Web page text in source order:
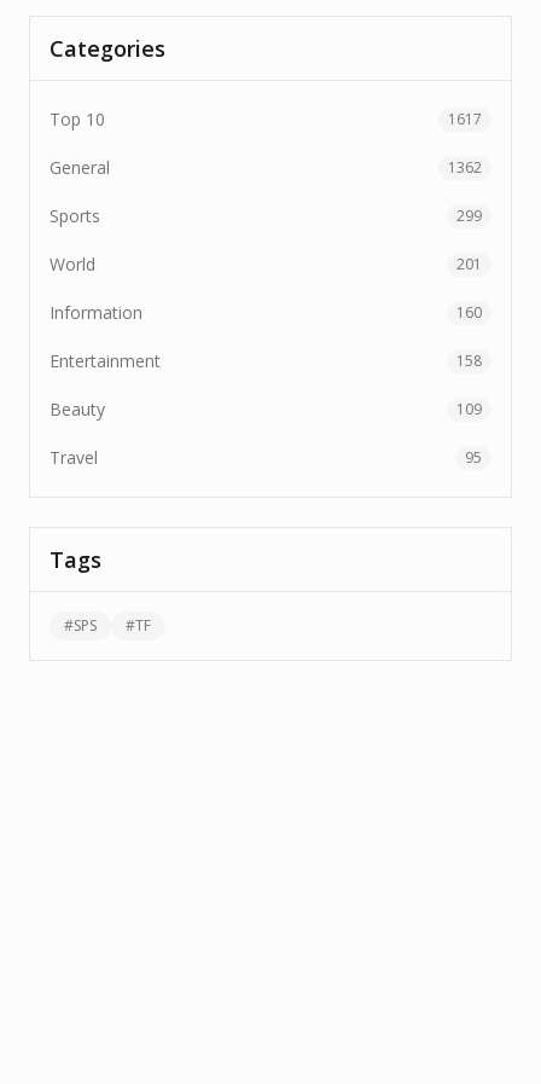
Categories
Top 10 1617
General 1362
Sports 299
World 201
Information 160
Entertainment 158
Beauty 109
Travel 95
Tags
#SPS #TF